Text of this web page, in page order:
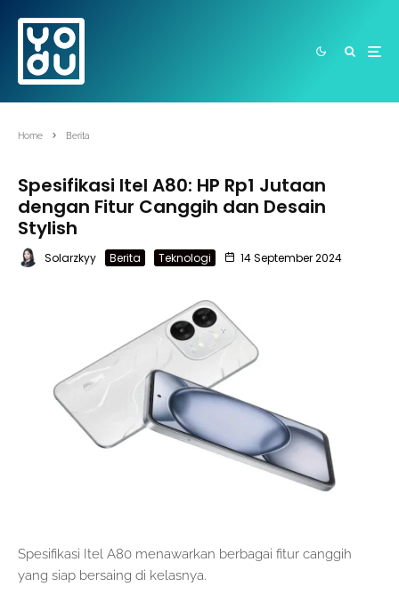
Home Berita
Spesifikasi Itel A80: HP Rp1 Jutaan
dengan Fitur Canggih dan Desain
Stylish
Solarzkyy Berita Teknologi 14 September 2024
Spesifikasi Itel A80 menawarkan berbagai fitur canggih
yang siap bersaing di kelasnya.